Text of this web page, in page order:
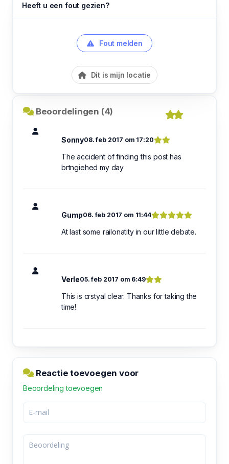
Heeft u een fout gezien?
Fout melden
Dit is mijn locatie
Beoordelingen (4)
Sonny08. feb 2017 om 17:20
The accident of finding this post has
brtngiehed my day
Gump06. feb 2017 om 11:44
At last some railonatity in our little debate.
Verle05. feb 2017 om 6:49
This is crstyal clear. Thanks for taking the
time!
Reactie toevoegen voor
Beoordeling toevoegen